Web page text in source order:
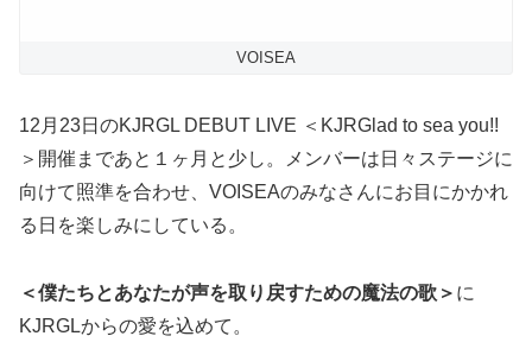
VOISEA
12月23日のKJRGL DEBUT LIVE ＜KJRGlad to sea you!!
＞開催まであと１ヶ月と少し。メンバーは日々ステージに
向けて照準を合わせ、VOISEAのみなさんにお目にかかれ
る日を楽しみにしている。
＜僕たちとあなたが声を取り戻すための魔法の歌＞ に
KJRGLからの愛を込めて。